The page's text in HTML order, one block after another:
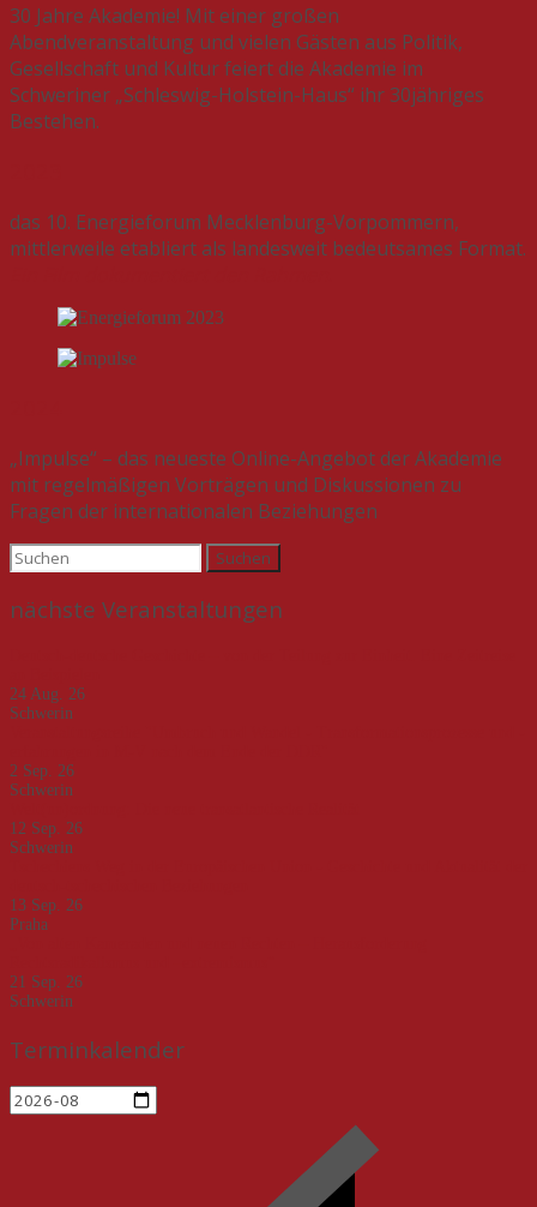
30 Jahre Akademie! Mit einer großen
Abendveranstaltung und vielen Gästen aus Politik,
Gesellschaft und Kultur feiert die Akademie im
Schweriner „Schleswig-Holstein-Haus“ ihr 30jähriges
Bestehen.
das 10. Energieforum Mecklenburg-Vorpommern,
mittlerweile etabliert als landesweit bedeutsames Format.
„Impulse“ – das neueste Online-Angebot der Akademie
mit regelmäßigen Vorträgen und Diskussionen zu
Fragen der internationalen Beziehungen
Suchen
nach:
nächste Veranstaltungen
24 Aug. 26
Schwerin
2 Sep. 26
Schwerin
12 Sep. 26
Schwerin
13 Sep. 26
Praha
21 Sep. 26
Schwerin
Terminkalender